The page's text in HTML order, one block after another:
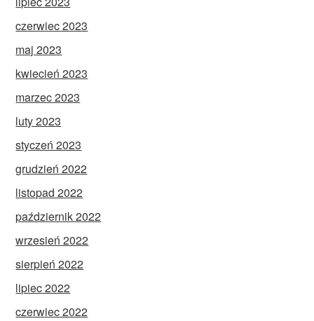
czerwiec 2023
maj 2023
kwiecień 2023
marzec 2023
luty 2023
styczeń 2023
grudzień 2022
listopad 2022
październik 2022
wrzesień 2022
sierpień 2022
lipiec 2022
czerwiec 2022